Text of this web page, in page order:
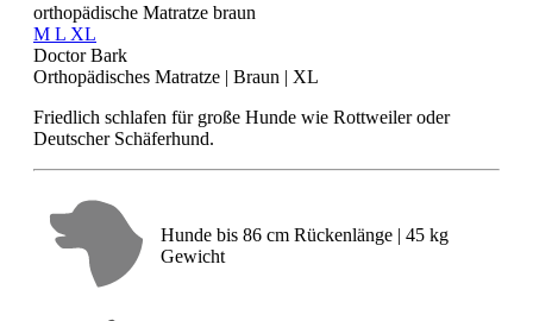
orthopädische Matratze braun
M L XL
Doctor Bark
Orthopädisches Matratze | Braun | XL
Friedlich schlafen für große Hunde wie Rottweiler oder
Deutscher Schäferhund.
Hunde bis 86 cm Rückenlänge | 45 kg
Gewicht